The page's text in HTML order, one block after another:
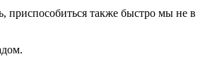
приспособиться также быстро мы не в